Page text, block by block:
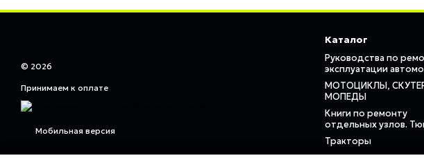
© 2026
Принимаем к оплате
Мобильная версия
Каталог
Руководства по
эксплуатации
МОТОЦИКЛЫ,
МОПЕДЫ
Книги по ремонту
отдельных узлов.
Тракторы